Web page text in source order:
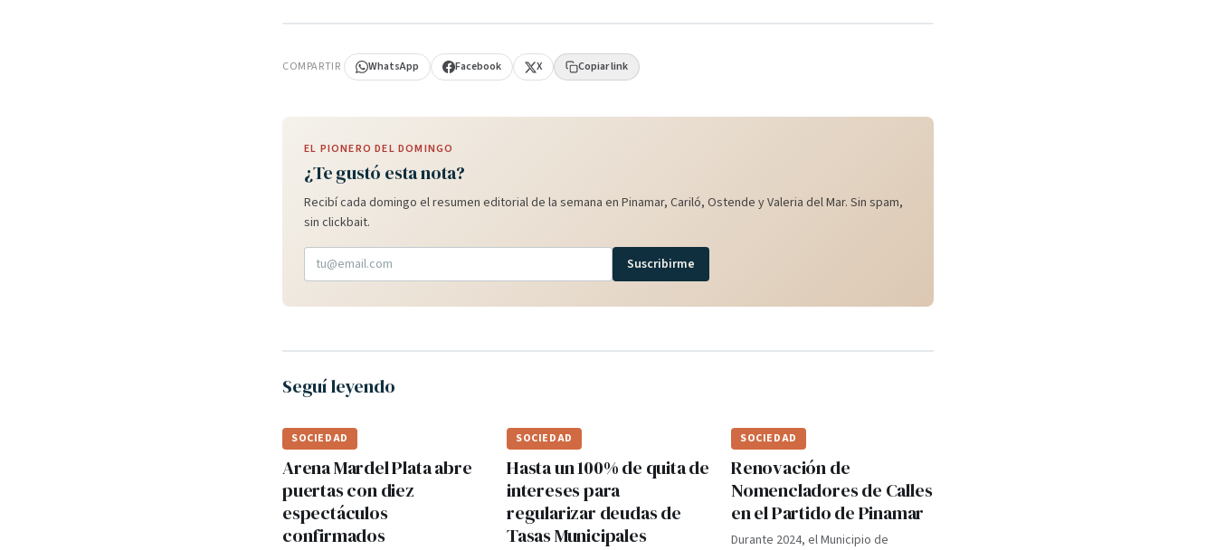
COMPARTIR WhatsApp Facebook X Copiar link
EL PIONERO DEL DOMINGO
¿Te gustó esta nota?
Recibí cada domingo el resumen editorial de la semana en Pinamar, Cariló, Ostende y Valeria del Mar. Sin spam,
sin clickbait.
Suscribirme
Seguí leyendo
SOCIEDAD
Arena Mardel Plata abre
puertas con diez
espectáculos
confirmados
SOCIEDAD
Hasta un 100% de quita de
intereses para
regularizar deudas de
Tasas Municipales
SOCIEDAD
Renovación de
Nomencladores de Calles
en el Partido de Pinamar
Durante 2024, el Municipio de